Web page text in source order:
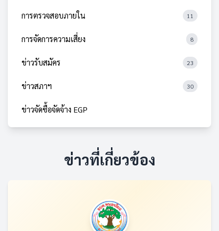
การตรวจสอบภายใน 11
การจัดการความเสี่ยง 8
ข่าวรับสมัคร 23
ข่าวสภาฯ 30
ข่าวจัดซื้อจัดจ้าง EGP
ข่าวที่เกี่ยวข้อง